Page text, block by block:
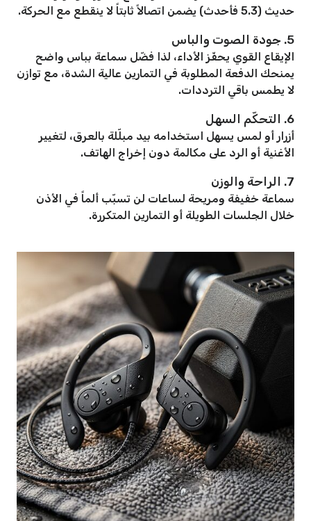
حديث (5.3 فأحدث) يضمن اتصالاً ثابتاً لا ينقطع مع الحركة.
5. جودة الصوت والباس
الإيقاع القوي يحفّز الأداء، لذا فضّل سماعة بباس واضح
يمنحك الدفعة المطلوبة في التمارين عالية الشدة، مع توازن
لا يطمس باقي الترددات.
6. التحكّم السهل
أزرار أو لمس يسهل استخدامه بيد مبلّلة بالعرق، لتغيير
الأغنية أو الرد على مكالمة دون إخراج الهاتف.
7. الراحة والوزن
سماعة خفيفة ومريحة لساعات لن تسبّب ألماً في الأذن
خلال الجلسات الطويلة أو التمارين المتكررة.